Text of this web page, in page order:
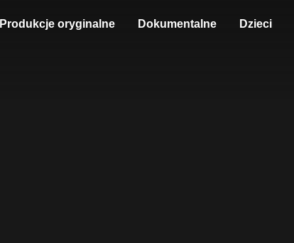
Produkcje oryginalne Dokumentalne Dzieci